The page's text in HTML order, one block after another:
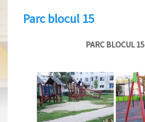
Parc blocul 15
PARC BLOCUL 15